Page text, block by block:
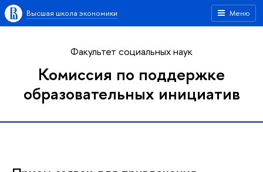
Меню
Высшая школа экономики
Факультет социальных наук
Комиссия по поддержке
образовательных инициатив